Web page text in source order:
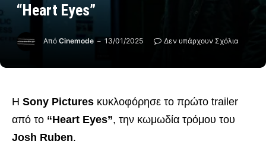
“Heart Eyes”
Από Cinemode 13/01/2025 Δεν υπάρχουν Σχόλια
Η Sony Pictures κυκλοφόρησε το πρώτο trailer
από το “Heart Eyes”, την κωμωδία τρόμου του
Josh Ruben.